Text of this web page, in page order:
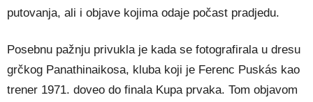
putovanja, ali i objave kojima odaje počast pradjedu.
Posebnu pažnju privukla je kada se fotografirala u dresu
grčkog Panathinaikosa, kluba koji je Ferenc Puskás kao
trener 1971. doveo do finala Kupa prvaka. Tom objavom